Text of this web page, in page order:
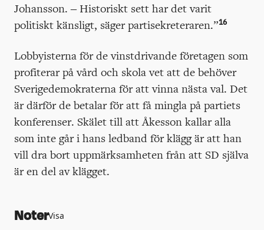
Johansson. – Historiskt sett har det varit
politiskt känsligt, säger partisekreteraren.”16
Lobbyisterna för de vinstdrivande företagen som
profiterar på vård och skola vet att de behöver
Sverigedemokraterna för att vinna nästa val. Det
är därför de betalar för att få mingla på partiets
konferenser. Skälet till att Åkesson kallar alla
som inte går i hans ledband för klägg är att han
vill dra bort uppmärksamheten från att SD själva
är en del av klägget.
NoterVisa